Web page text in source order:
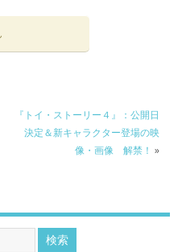
『トイ・ストーリー４』：公開日
決定＆新キャラクター登場の映
像・画像 解禁！ »